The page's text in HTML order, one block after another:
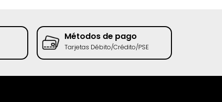
Métodos de pago
Tarjetas Débito/Crédito/PSE